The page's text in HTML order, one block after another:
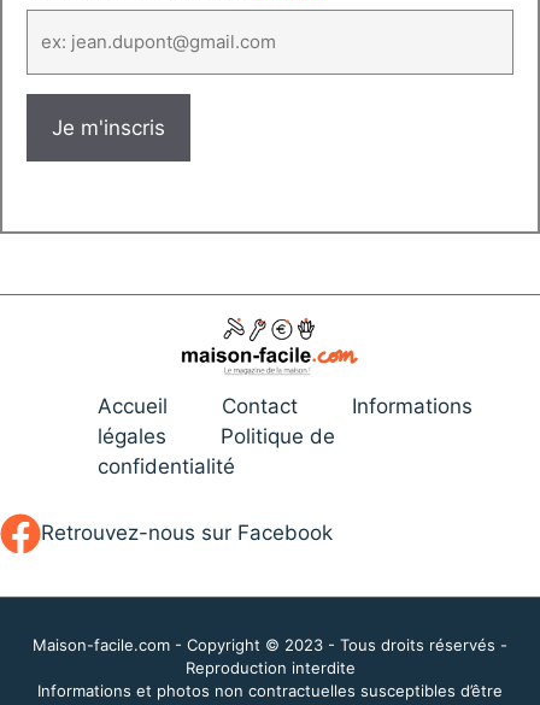
Accueil Contact
Informations
légales
Politique de
confidentialité
Retrouvez-nous sur Facebook
Maison-facile.com - Copyright © 2023 - Tous droits réservés -
Reproduction interdite
Informations et photos non contractuelles susceptibles d’être